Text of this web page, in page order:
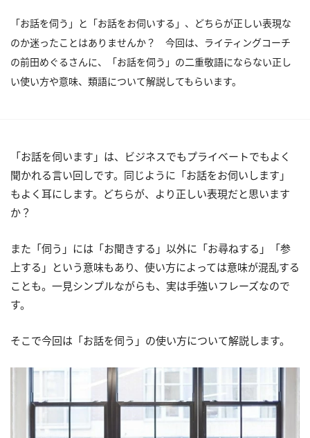
「お話を伺う」と「お話をお伺いする」、どちらが正しい表現な
のか迷ったことはありませんか？ 今回は、ライティングコーチ
の前田めぐるさんに、「お話を伺う」の二重敬語にならない正し
い使い方や意味、類語について解説してもらいます。
「お話を伺います」は、ビジネスでもプライベートでもよく
聞かれる言い回しです。同じように「お話をお伺いします」
もよく耳にします。どちらが、より正しい表現だと思います
か？
また「伺う」には「お聞きする」以外に「お尋ねする」「参
上する」という意味もあり、使い方によっては意味が混乱する
ことも。一見シンプルながらも、実は手強いフレーズなので
す。
そこで今回は「お話を伺う」の使い方について解説します。